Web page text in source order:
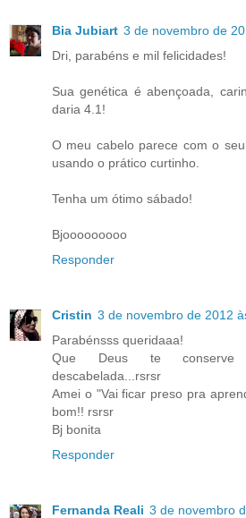
Bia Jubiart 3 de novembro de
Dri, parabéns e mil felicidades!
Sua genética é abençoada,
daria 4.1!
O meu cabelo parece com o
usando o prático curtinho.
Tenha um ótimo sábado!
Bjooooooooo
Responder
Cristin 3 de novembro de 2012
Parabénsss queridaaa!
Que Deus te conserve
descabelada...rsrsr
Amei o "Vai ficar preso pra
bom!! rsrsr
Bj bonita
Responder
Fernanda Reali 3 de novembro